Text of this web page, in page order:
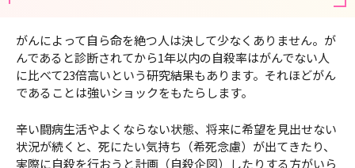
がんによって自ら命を絶つ人は決して少なくありません。が
んであると診断されてから1年以内の自殺率はがんでない人
に比べて23倍高いという研究結果もあります。それほどがん
であることは強いショックをもたらします。
辛い闘病生活やよくならない状態、将来に希望を見出せない
状況が続くと、死にたい気持ち（希死念慮）が出てきたり、
実際に自殺を行おうと計画（自殺企図）したりする方がいら